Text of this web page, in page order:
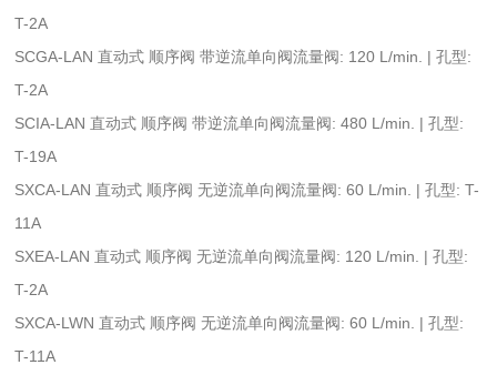
T-2A
SCGA-LAN 直动式 顺序阀 带逆流单向阀流量阀: 120 L/min. | 孔型:
T-2A
SCIA-LAN 直动式 顺序阀 带逆流单向阀流量阀: 480 L/min. | 孔型:
T-19A
SXCA-LAN 直动式 顺序阀 无逆流单向阀流量阀: 60 L/min. | 孔型: T-
11A
SXEA-LAN 直动式 顺序阀 无逆流单向阀流量阀: 120 L/min. | 孔型:
T-2A
SXCA-LWN 直动式 顺序阀 无逆流单向阀流量阀: 60 L/min. | 孔型:
T-11A